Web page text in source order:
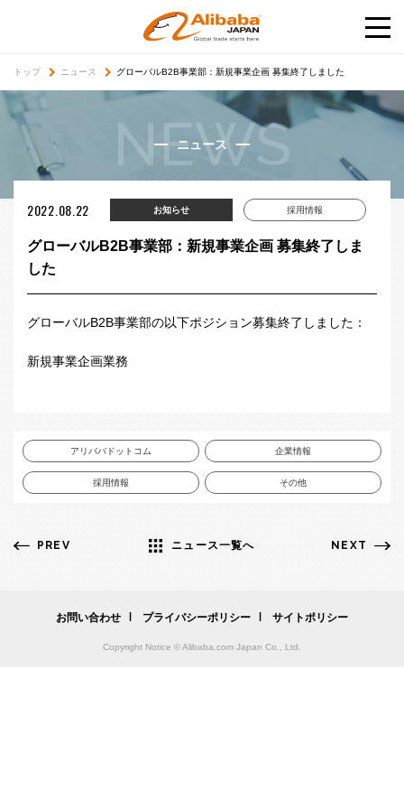
トップ ニュース グローバルB2B事業部：新規事業企画 募集終了しました
NEWS
ニュース
2022.08.22 お知らせ 採用情報
グローバルB2B事業部：新規事業企画 募集終了しま
した
グローバルB2B事業部の以下ポジション募集終了しました：
新規事業企画業務
アリババドットコム 企業情報
採用情報 その他
PREV ニュース一覧へ NEXT
お問い合わせ プライバシーポリシー サイトポリシー
Copyright Notice © Alibaba.com Japan Co., Ltd.